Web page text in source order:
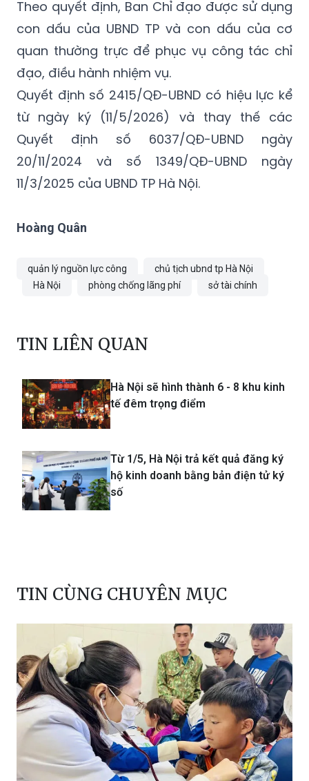
Theo quyết định, Ban Chỉ đạo được sử dụng
con dấu của UBND TP và con dấu của cơ
quan thường trực để phục vụ công tác chỉ
đạo, điều hành nhiệm vụ.
Quyết định số 2415/QĐ-UBND có hiệu lực kể
từ ngày ký (11/5/2026) và thay thế các
Quyết định số 6037/QĐ-UBND ngày
20/11/2024 và số 1349/QĐ-UBND ngày
11/3/2025 của UBND TP Hà Nội.
Hoàng Quân
quản lý nguồn lực công
chủ tịch ubnd tp Hà Nội
Hà Nội
phòng chống lãng phí sở tài chính
TIN LIÊN QUAN
Hà Nội sẽ hình thành 6 - 8 khu kinh
tế đêm trọng điểm
Từ 1/5, Hà Nội trả kết quả đăng ký
hộ kinh doanh bằng bản điện tử ký
số
TIN CÙNG CHUYÊN MỤC